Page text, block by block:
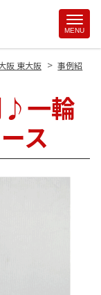
MENU
阪 東大阪 > 事例紹
♪一輪
ス